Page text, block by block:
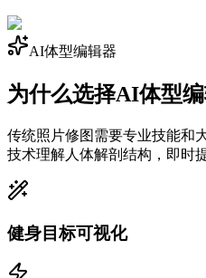
AI体型编辑器
为什么选择AI体型编
传统照片修图需要专业技能和
技术理解人体解剖结构，即时
健身目标可视化